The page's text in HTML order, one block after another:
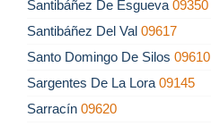
Santibáñez De Esgueva 09350
Santibáñez Del Val 09617
Santo Domingo De Silos 09610
Sargentes De La Lora 09145
Sarracín 09620